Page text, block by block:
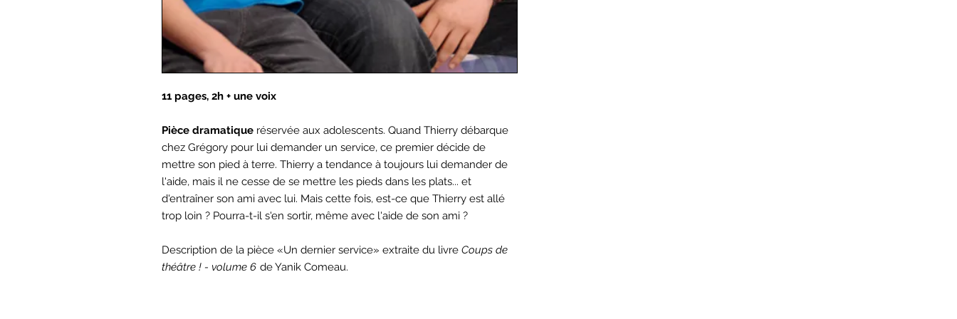
11 pages, 2h + une voix
Pièce dramatique réservée aux adolescents. Quand Thierry débarque
chez Grégory pour lui demander un service, ce premier décide de
mettre son pied à terre. Thierry a tendance à toujours lui demander de
l'aide, mais il ne cesse de se mettre les pieds dans les plats... et
d'entraîner son ami avec lui. Mais cette fois, est-ce que Thierry est allé
trop loin ? Pourra-t-il s'en sortir, même avec l'aide de son ami ?
Description de la pièce «Un dernier service» extraite du livre Coups de
théâtre ! - volume 6 de Yanik Comeau.